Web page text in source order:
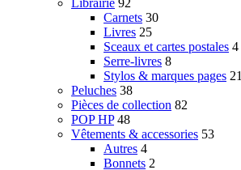
Librairie 92
Carnets 30
Livres 25
Sceaux et cartes postales 4
Serre-livres 8
Stylos & marques pages 21
Peluches 38
Pièces de collection 82
POP HP 48
Vêtements & accessories 53
Autres 4
Bonnets 2